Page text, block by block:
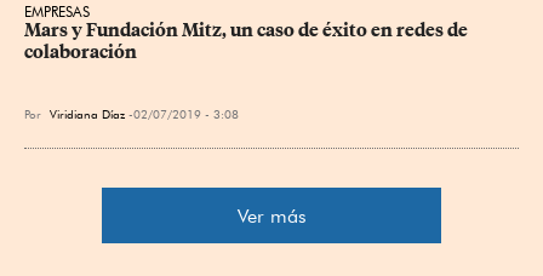
EMPRESAS
Mars y Fundación Mitz, un caso de éxito en redes de
colaboración
Por Viridiana Díaz 02/07/2019 - 3:08
Ver más